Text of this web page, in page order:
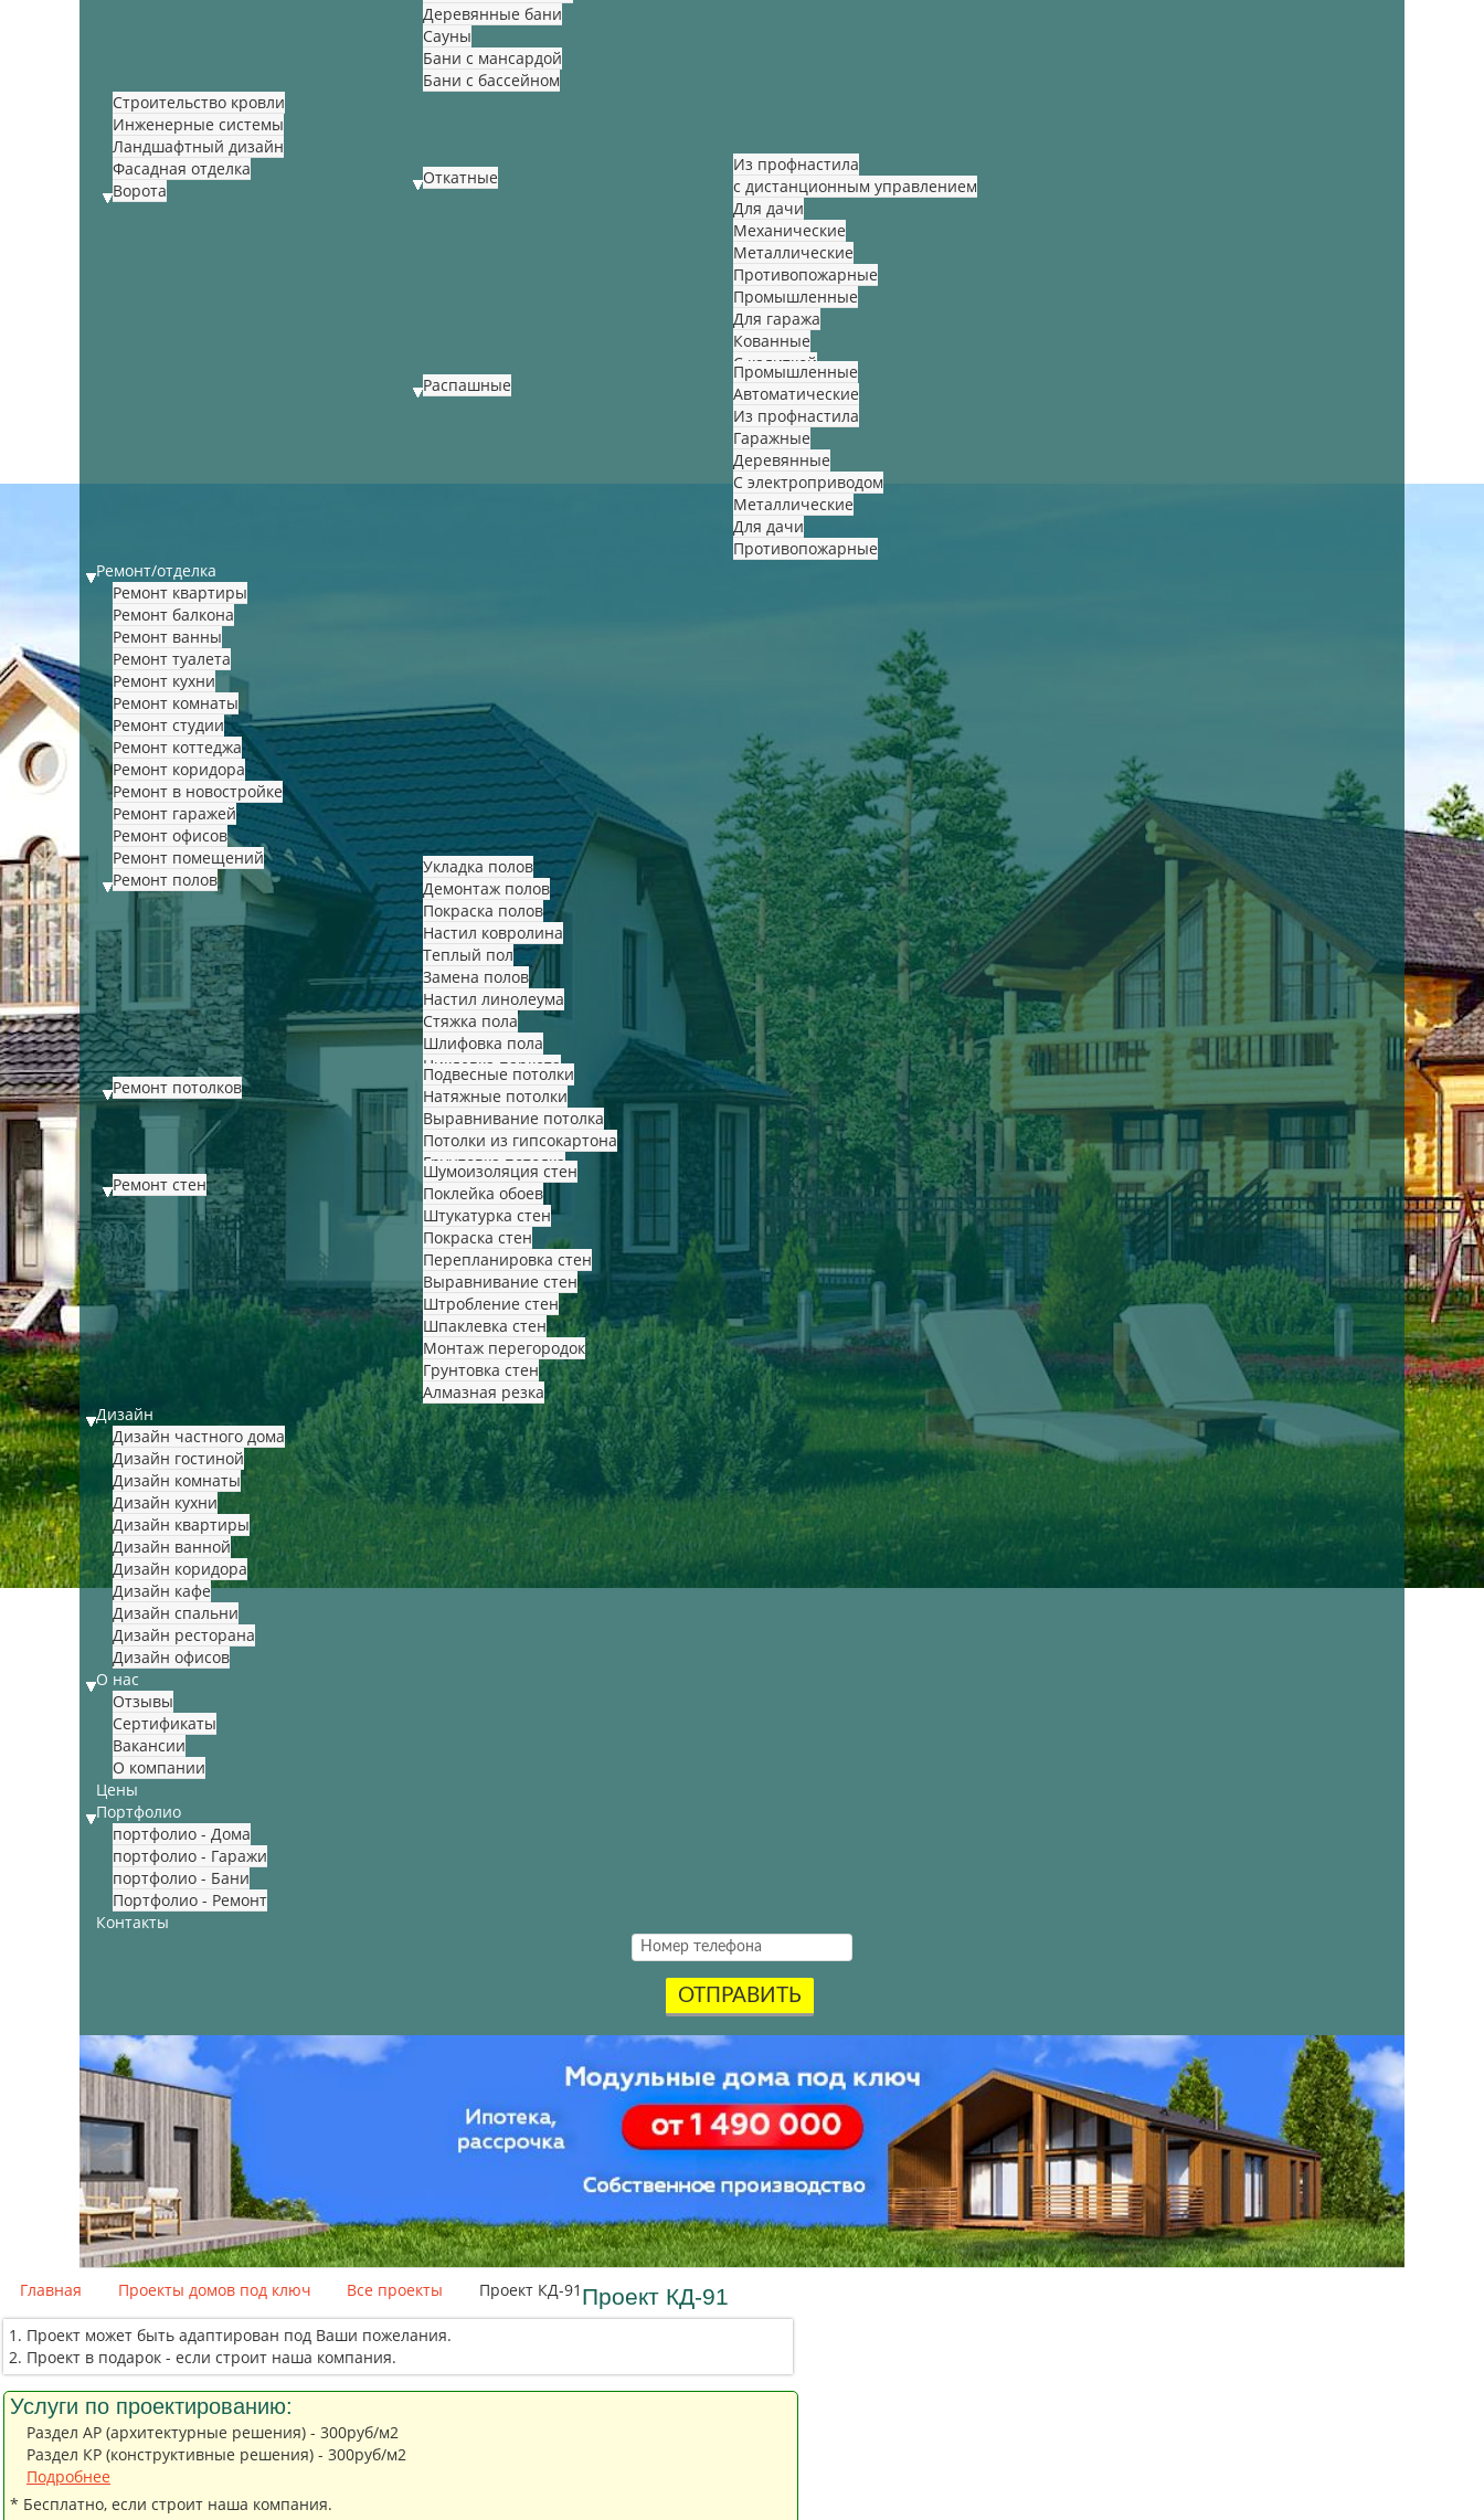
Деревянные бани
Сауны
Бани с мансардой
Бани с бассейном
Строительство кровли
Инженерные системы
Ландшафтный дизайн
Фасадная отделка
Ворота
Откатные
Из профнастила
с дистанционным управлением
Для дачи
Механические
Металлические
Противопожарные
Промышленные
Для гаража
Кованные
С калиткой
Распашные
Промышленные
Автоматические
Из профнастила
Гаражные
Деревянные
С электроприводом
Металлические
Для дачи
Противопожарные
Ремонт/отделка
Ремонт квартиры
Ремонт балкона
Ремонт ванны
Ремонт туалета
Ремонт кухни
Ремонт комнаты
Ремонт студии
Ремонт коттеджа
Ремонт коридора
Ремонт в новостройке
Ремонт гаражей
Ремонт офисов
Ремонт помещений
Ремонт полов
Укладка полов
Демонтаж полов
Покраска полов
Настил ковролина
Теплый пол
Замена полов
Настил линолеума
Стяжка пола
Шлифовка пола
Циклевка паркета
Ремонт потолков
Подвесные потолки
Натяжные потолки
Выравнивание потолка
Потолки из гипсокартона
Грунтовка потолка
Ремонт стен
Шумоизоляция стен
Поклейка обоев
Штукатурка стен
Покраска стен
Перепланировка стен
Выравнивание стен
Штробление стен
Шпаклевка стен
Монтаж перегородок
Грунтовка стен
Алмазная резка
Дизайн
Дизайн частного дома
Дизайн гостиной
Дизайн комнаты
Дизайн кухни
Дизайн квартиры
Дизайн ванной
Дизайн коридора
Дизайн кафе
Дизайн спальни
Дизайн ресторана
Дизайн офисов
О нас
Отзывы
Сертификаты
Вакансии
О компании
Цены
Портфолио
портфолио - Дома
портфолио - Гаражи
портфолио - Бани
Портфолио - Ремонт
Контакты
ОТПРАВИТЬ
Акция
.
.
Главная Проекты домов под ключ Все проекты Проект КД-91 Проект КД-91
Проект может быть адаптирован под Ваши пожелания.
Проект в подарок - если строит наша компания.
Услуги по проектированию:
Раздел АР (архитектурные решения) - 300руб/м2
Раздел КР (конструктивные решения) - 300руб/м2
Подробнее
* Бесплатно, если строит наша компания.